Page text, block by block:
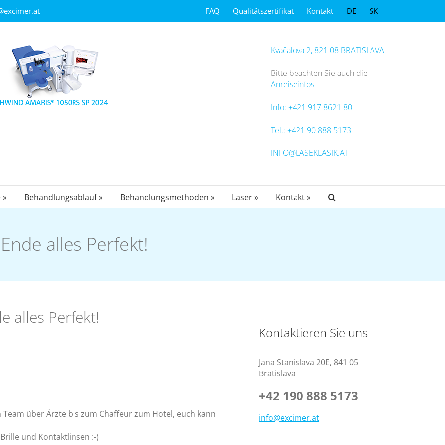
FAQ Qualitätszertifikat Kontakt DE SK
Kvačalova 2, 821 08 BRATISLAVA
Bitte beachten Sie auch die
Anreiseinfos
Info: +421 917 8621 80
Tel.: +421 90 888 5173
INFO@LASEKLASIK.AT
» Behandlungsablauf » Behandlungsmethoden » Laser » Kontakt »
alles Perfekt!
alles Perfekt!
über Ärzte bis zum Chaffeur zum Hotel, euch kann
und Kontaktlinsen :-)
Kontaktieren Sie uns
Jana Stanislava 20E, 841 05
Bratislava
+42 190 888 5173
info@excimer.at